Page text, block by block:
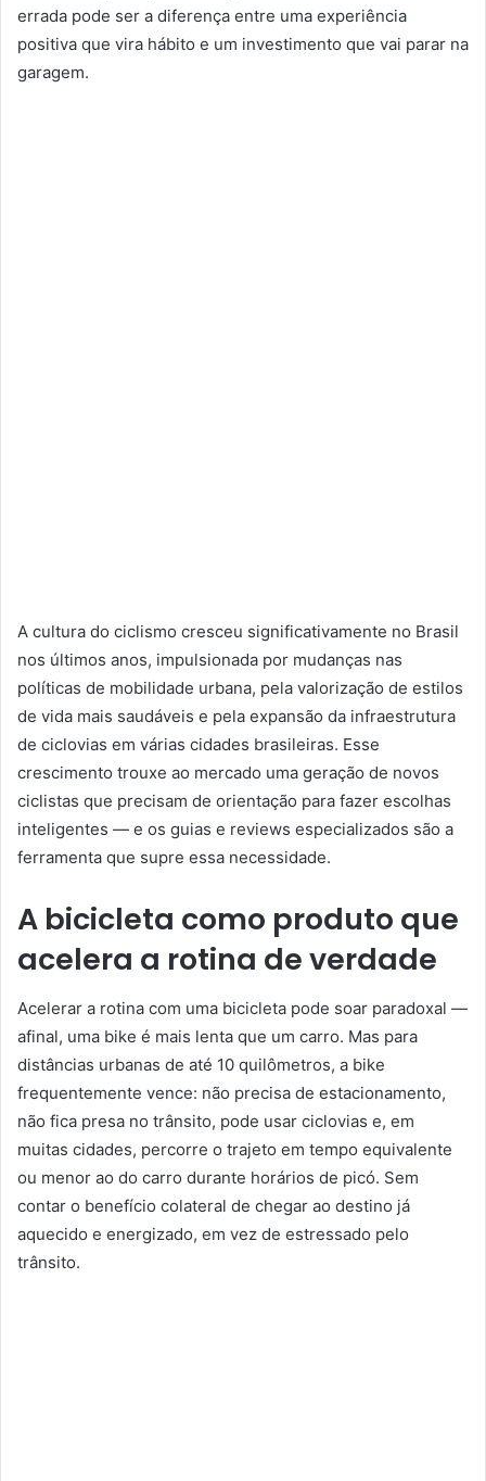
errada pode ser a diferença entre uma experiência
positiva que vira hábito e um investimento que vai parar na
garagem.
A cultura do ciclismo cresceu significativamente no Brasil
nos últimos anos, impulsionada por mudanças nas
políticas de mobilidade urbana, pela valorização de estilos
de vida mais saudáveis e pela expansão da infraestrutura
de ciclovias em várias cidades brasileiras. Esse
crescimento trouxe ao mercado uma geração de novos
ciclistas que precisam de orientação para fazer escolhas
inteligentes — e os guias e reviews especializados são a
ferramenta que supre essa necessidade.
A bicicleta como produto que
acelera a rotina de verdade
Acelerar a rotina com uma bicicleta pode soar paradoxal —
afinal, uma bike é mais lenta que um carro. Mas para
distâncias urbanas de até 10 quilômetros, a bike
frequentemente vence: não precisa de estacionamento,
não fica presa no trânsito, pode usar ciclovias e, em
muitas cidades, percorre o trajeto em tempo equivalente
ou menor ao do carro durante horários de picó. Sem
contar o benefício colateral de chegar ao destino já
aquecido e energizado, em vez de estressado pelo
trânsito.